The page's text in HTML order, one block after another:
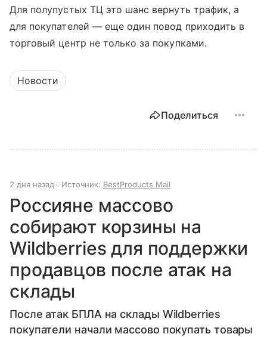
Для полупустых ТЦ это шанс вернуть трафик, а
для покупателей — еще один повод приходить в
торговый центр не только за покупками.
Новости
Поделиться
2 дня назад Источник: BestProducts Mail
Россияне массово
собирают корзины на
Wildberries для поддержки
продавцов после атак на
склады
После атак БПЛА на склады Wildberries
покупатели начали массово покупать товары